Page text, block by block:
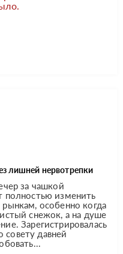
лишней нервотрепки
за чашкой
полностью изменить
особенно когда
снежок, а на душе
Зарегистрировалась
совету давней